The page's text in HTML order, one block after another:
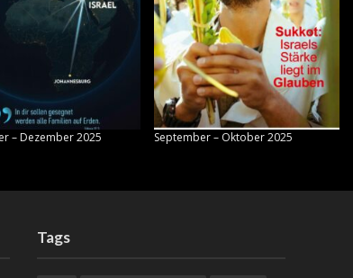
– Dezember 2025 September – Oktober 2025
Tags